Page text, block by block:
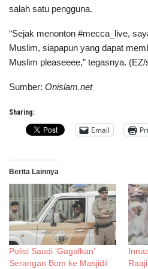
salah satu pengguna.
“Sejak menonton #mecca_live,
Muslim, siapapun yang dapat
Muslim pleaseeee,” tegasnya.
Sumber: Onislam.net
Sharing:
Email
Berita Lainnya
Polisi Saudi ‘Gagalkan’
Serangan Bom ke Masjidil